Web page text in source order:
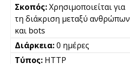
Χρησιμοποιείται για
τη διάκριση μεταξύ ανθρώπων
και bots
0 ημέρες
HTTP